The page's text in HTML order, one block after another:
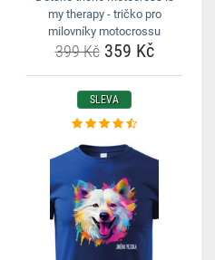
my therapy - tričko pro
milovníky motocrossu
399 Kč359 Kč
SLEVA